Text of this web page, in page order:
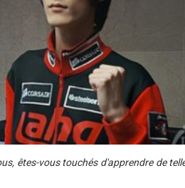
êtes-vous touchés d'apprendre de